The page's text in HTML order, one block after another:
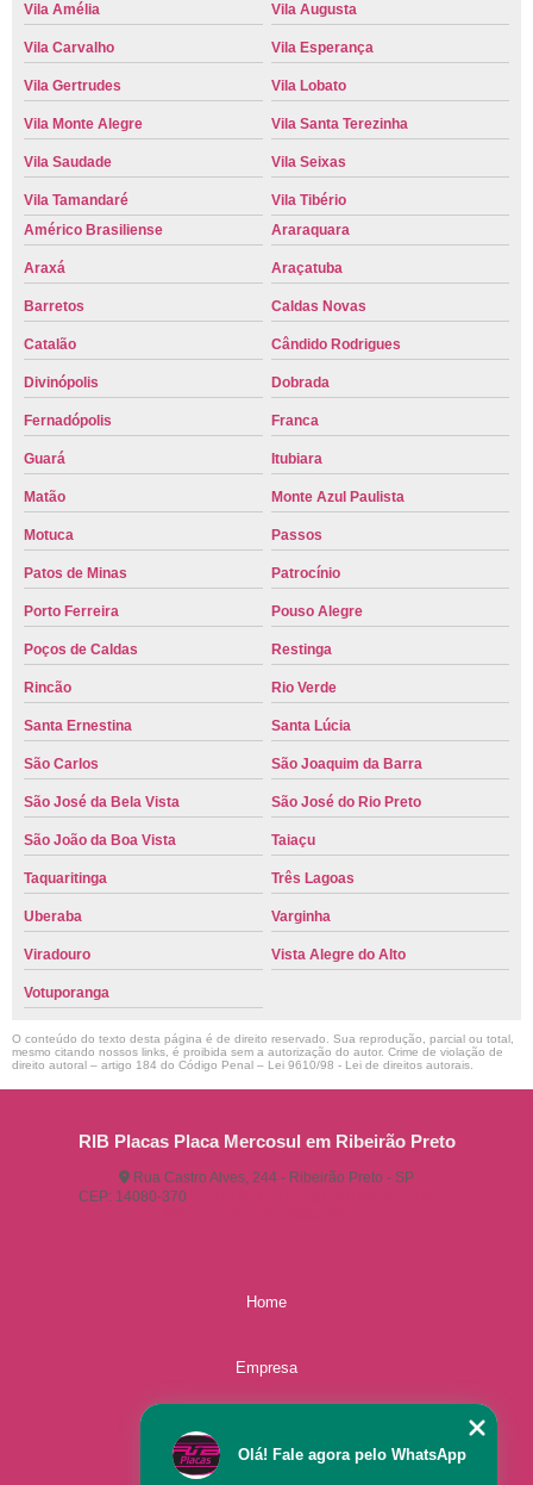
Vila Amélia Vila Augusta
Vila Carvalho Vila Esperança
Vila Gertrudes Vila Lobato
Vila Monte Alegre Vila Santa Terezinha
Vila Saudade Vila Seixas
Vila Tamandaré
Vila Tibério
Américo Brasiliense
Araraquara
Araxá Araçatuba
Barretos Caldas Novas
Catalão Cândido Rodrigues
Divinópolis Dobrada
Fernadópolis Franca
Guará Itubiara
Matão Monte Azul Paulista
Motuca Passos
Patos de Minas Patrocínio
Porto Ferreira Pouso Alegre
Poços de Caldas Restinga
Rincão Rio Verde
Santa Ernestina Santa Lúcia
São Carlos São Joaquim da Barra
São José da Bela Vista São José do Rio Preto
São João da Boa Vista Taiaçu
Taquaritinga Três Lagoas
Uberaba Varginha
Viradouro Vista Alegre do Alto
Votuporanga
O conteúdo do texto desta página é de direito reservado. Sua reprodução, parcial ou total,
mesmo citando nossos links, é proibida sem a autorização do autor. Crime de violação de
direito autoral – artigo 184 do Código Penal – Lei 9610/98 - Lei de direitos autorais
RIB Placas Placa Mercosul em Ribeirão Preto
Rua Castro Alves, 244 - Ribeirão Preto - SP
CEP: 14080-370
Home
Empresa
Olá! Fale agora pelo WhatsApp